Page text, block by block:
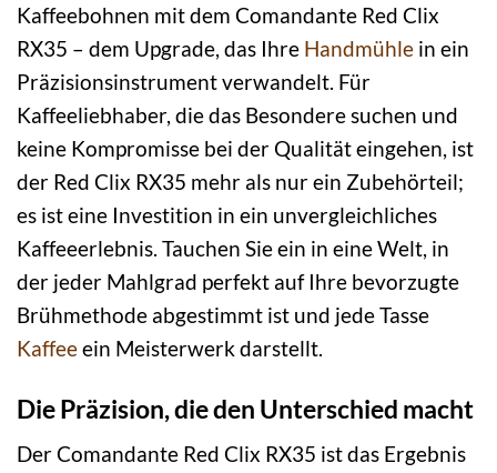
Kaffeebohnen mit dem Comandante Red Clix
RX35 – dem Upgrade, das Ihre Handmühle in ein
Präzisionsinstrument verwandelt. Für
Kaffeeliebhaber, die das Besondere suchen und
keine Kompromisse bei der Qualität eingehen, ist
der Red Clix RX35 mehr als nur ein Zubehörteil;
es ist eine Investition in ein unvergleichliches
Kaffeeerlebnis. Tauchen Sie ein in eine Welt, in
der jeder Mahlgrad perfekt auf Ihre bevorzugte
Brühmethode abgestimmt ist und jede Tasse
Kaffeeein Meisterwerk darstellt.
Die Präzision, die den Unterschied macht
Der Comandante Red Clix RX35 ist das Ergebnis